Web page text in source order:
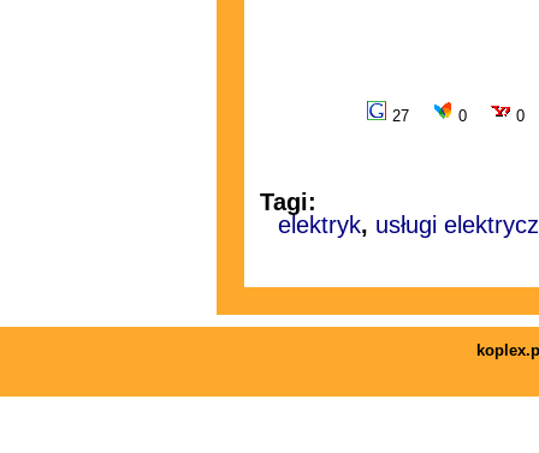
27 0 0
Tagi:
elektryk, usługi